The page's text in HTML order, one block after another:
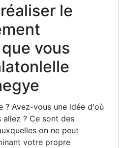
le
vous
? Avez-vous une idée d'où
? Ce sont des
on ne peut
votre propre